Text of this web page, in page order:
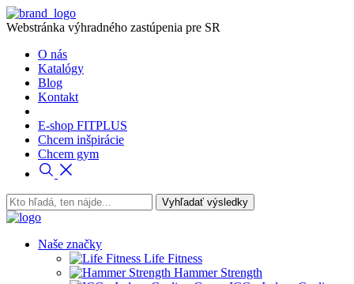
Webstránka výhradného zastúpenia pre SR
O nás
Katalógy
Blog
Kontakt
E-shop FITPLUS
Chcem inšpirácie
Chcem gym
Naše značky
Life Fitness
Hammer Strength